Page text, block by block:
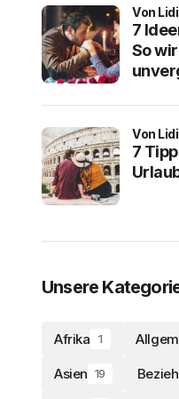
7
So
von
7
von
Unsere
Afrika 1
Asien 19